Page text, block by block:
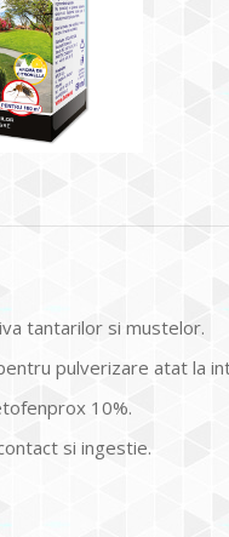
tantarilor si mustelor.
pulverizare atat la
10%.
si ingestie.